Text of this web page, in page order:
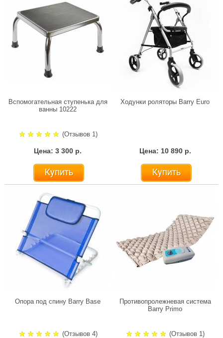
Вспомогательная ступенька для
ванны 10222
(Отзывов 1)
Цена: 3 300 р.
Купить
Ходунки роляторы Barry Euro
Цена: 10 890 р.
Купить
Опора под спину Barry Base
(Отзывов 4)
Противопролежневая система
Barry Primo
(Отзывов 1)